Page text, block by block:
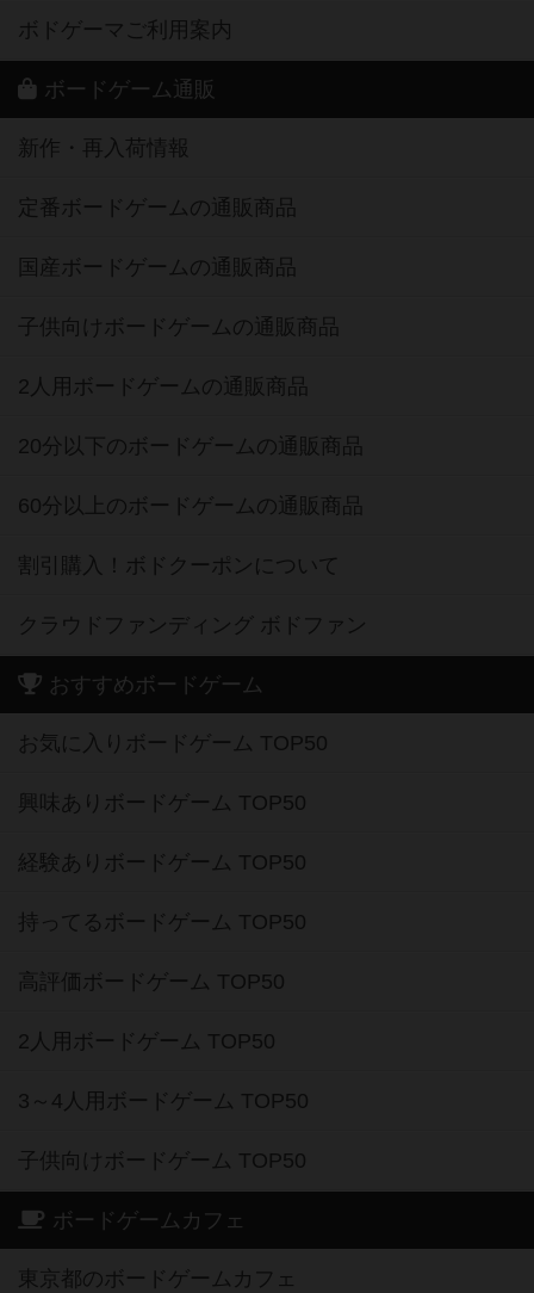
ボドゲーマご利用案内
ボードゲーム通販
新作・再入荷情報
定番ボードゲームの通販商品
国産ボードゲームの通販商品
子供向けボードゲームの通販商品
2人用ボードゲームの通販商品
20分以下のボードゲームの通販商品
60分以上のボードゲームの通販商品
割引購入！ボドクーポンについて
クラウドファンディング ボドファン
おすすめボードゲーム
お気に入りボードゲーム TOP50
興味ありボードゲーム TOP50
経験ありボードゲーム TOP50
持ってるボードゲーム TOP50
高評価ボードゲーム TOP50
2人用ボードゲーム TOP50
3～4人用ボードゲーム TOP50
子供向けボードゲーム TOP50
ボードゲームカフェ
東京都のボードゲームカフェ